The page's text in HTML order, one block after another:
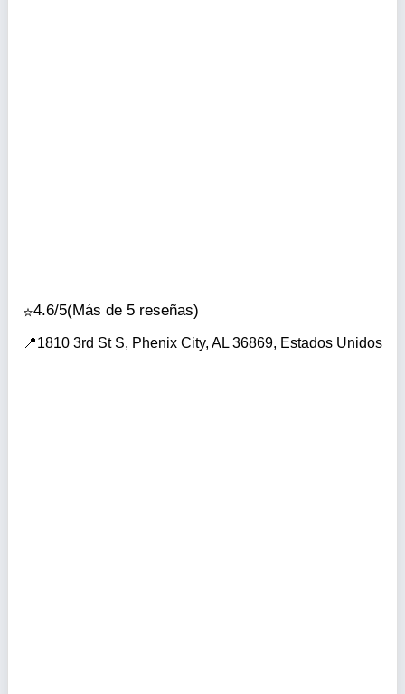
4.6/5(Más de 5 reseñas)
1810 3rd St S, Phenix City, AL 36869, Estados Unidos